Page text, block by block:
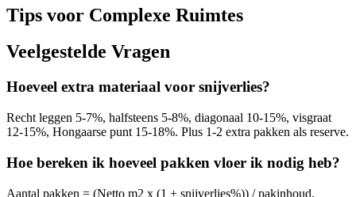
Tips voor Complexe Ruimtes
Veelgestelde Vragen
Hoeveel extra materiaal voor snijverlies?
Recht leggen 5-7%, halfsteens 5-8%, diagonaal 10-15%, visgraat
12-15%, Hongaarse punt 15-18%. Plus 1-2 extra pakken als reserve.
Hoe bereken ik hoeveel pakken vloer ik nodig heb?
Aantal pakken = (Netto m2 x (1 + snijverlies%)) / pakinhoud,